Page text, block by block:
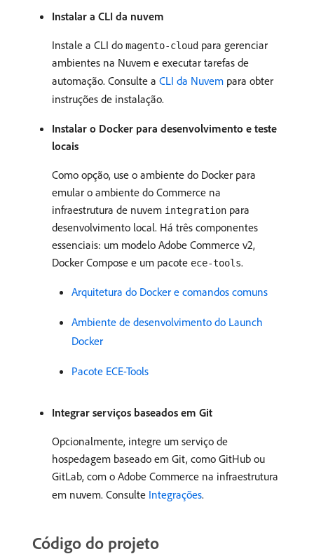
Instalar a CLI da nuvem
Instale a CLI do magento-cloud para gerenciar
ambientes na Nuvem e executar tarefas de
automação. Consulte a CLI da Nuvem para obter
instruções de instalação.
Instalar o Docker para desenvolvimento e teste
locais
Como opção, use o ambiente do Docker para
emular o ambiente do Commerce na
infraestrutura de nuvem integration para
desenvolvimento local. Há três componentes
essenciais: um modelo Adobe Commerce v2,
Docker Compose e um pacote ece-tools.
Arquitetura do Docker e comandos comuns
Ambiente de desenvolvimento do Launch
Docker
Pacote ECE-Tools
Integrar serviços baseados em Git
Opcionalmente, integre um serviço de
hospedagem baseado em Git, como GitHub ou
GitLab, com o Adobe Commerce na infraestrutura
em nuvem. Consulte Integrações.
Código do projeto